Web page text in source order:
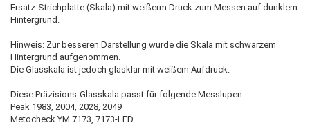
Ersatz-Strichplatte (Skala) mit weißerm Druck zum Messen auf dunklem
Hintergrund.
Hinweis: Zur besseren Darstellung wurde die Skala mit schwarzem
Hintergrund aufgenommen.
Die Glasskala ist jedoch glasklar mit weißem Aufdruck.
Diese Präzisions-Glasskala passt für folgende Messlupen:
Peak 1983, 2004, 2028, 2049
Metocheck YM 7173, 7173-LED